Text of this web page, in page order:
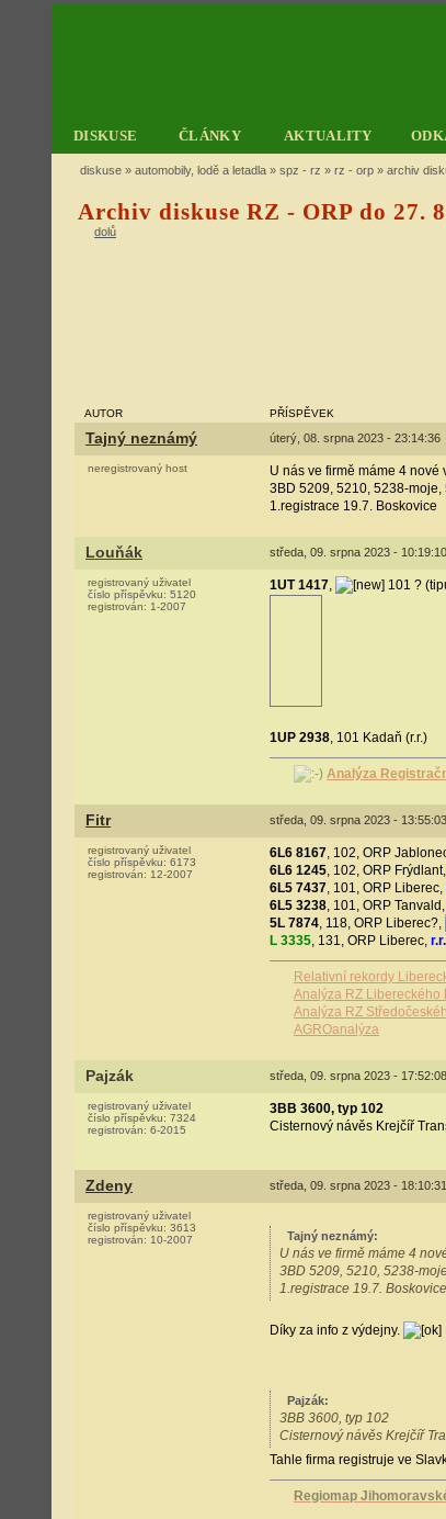
DISKUSE ČLÁNKY AKTUALITY
diskuse » automobily, lodě a letadla » spz - rz » rz - orp » archiv
Archiv diskuse RZ - ORP do 27.
dolů
AUTOR PŘÍSPĚVEK
Tajný neznámý úterý, 08. srpna 2023 - 23:14:36
neregistrovaný host
U nás ve firmě máme 4 nové
3BD 5209, 5210, 5238-moje,
1.registrace 19.7. Boskovice
Louňák středa, 09. srpna 2023 - 10:19:10
registrovaný uživatel
číslo příspěvku: 5120
registrován: 1-2007
1UT 1417, 101 ?
1UP 2938, 101 Kadaň (r.r.)
Analýza
Fitr středa, 09. srpna 2023 - 13:55:03
registrovaný uživatel
číslo příspěvku: 6173
registrován: 12-2007
6L6 8167, 102, ORP
6L6 1245, 102, ORP Frýdlant,
6L5 7437, 101, ORP Liberec,
6L5 3238, 101, ORP Tanvald,
5L 7874, 118, ORP Liberec?,
L 3335, 131, ORP Liberec, r.r.
Relativní rekordy
Analýza RZ Libereckého
Analýza RZ
AGROanalýza
Pajzák středa, 09. srpna 2023 - 17:52:08
registrovaný uživatel
číslo příspěvku: 7324
registrován: 6-2015
3BB 3600, typ 102
Cisternový návěs Krejčíř
Zdeny středa, 09. srpna 2023 - 18:10:31
registrovaný uživatel
číslo příspěvku: 3613
registrován: 10-2007 Tajný neznámý:
U nás ve firmě máme 4
3BD 5209, 5210, 5238-
1.registrace 19.7. Boskovice
Díky za info z výdejny.
Pajzák:
3BB 3600, typ 102
Cisternový návěs Krejčíř
Tahle firma registruje ve
Regiomap